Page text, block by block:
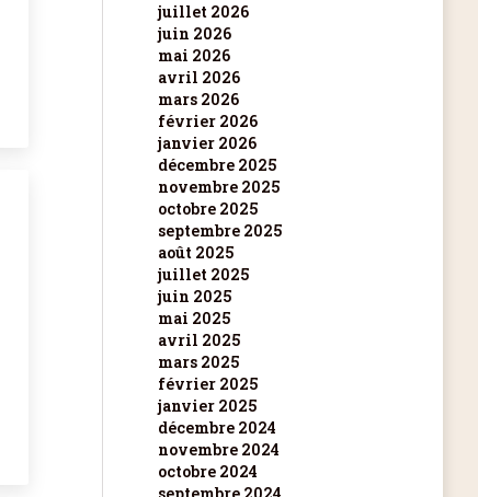
juillet 2026
juin 2026
mai 2026
avril 2026
mars 2026
février 2026
janvier 2026
décembre 2025
novembre 2025
octobre 2025
septembre 2025
août 2025
juillet 2025
juin 2025
mai 2025
avril 2025
mars 2025
février 2025
janvier 2025
décembre 2024
novembre 2024
octobre 2024